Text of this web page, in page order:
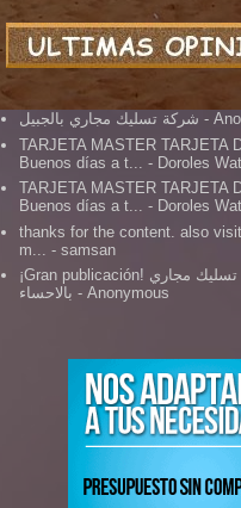
شركة تسليك مجاري بالجبيل -
TARJETA MASTER TARJETA
Buenos días a t...
- Doroles
TARJETA MASTER TARJETA
Buenos días a t... - Doroles
thanks for the content. also
m...
- samsan
¡Gran publicación! شركة تسليك مجاري
بالاحساء - Anonymous